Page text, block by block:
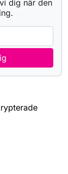
dig när den